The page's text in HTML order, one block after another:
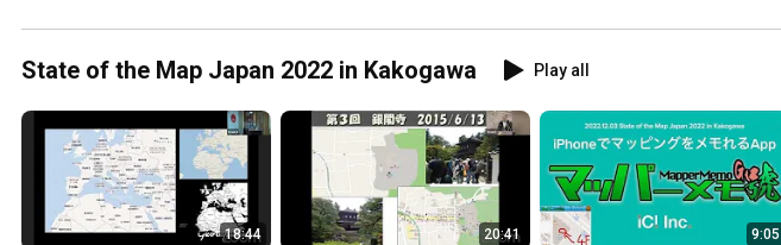
State of the Map Japan 2022 in Kakogawa Play all
18:44 20:41 9:05